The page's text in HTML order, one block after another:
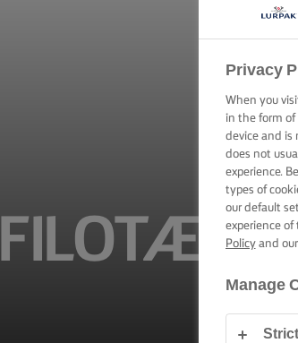
Privacy
When you
in the form of
device and is
does not
experience.
types of
our default
experience of
Policyand our
Manage